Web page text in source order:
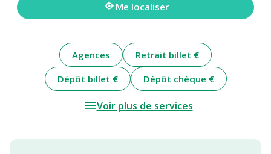
Me localiser
Agences
Retrait billet €
Dépôt billet €
Dépôt chèque €
Voir plus de services